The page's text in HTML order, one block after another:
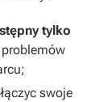
tylko
swoje